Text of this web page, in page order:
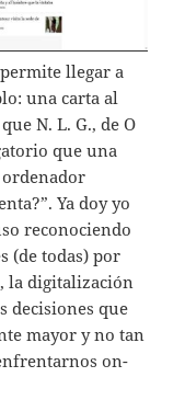
llegar a
una carta al
N. L. G., de O
que una
Ya doy yo
reconociendo
(de todas) por
la digitalización
decisiones que
mayor y no tan
on-